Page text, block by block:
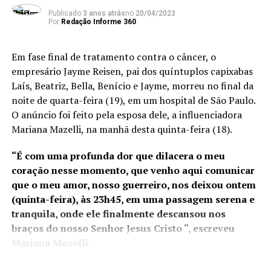
de 22 instalações e
recintos alfandegados no
Espírito Santo e atuará em
novos projetos portuários
em execução, como o Porto
da Imetame, com data de
início de operação para
2025. No ano passado, os
portos capixabas
movimentaram R$ 35
bilhões em mercadorias e a
possível transferência da
Alfândega para o Rio de
Publicado 3 anos atrásno 20/04/2023
Por Redação Informe 360
Em fase final de tratamento contra o câncer, o
empresário Jayme Reisen, pai dos quíntuplos capixabas
Laís, Beatriz, Bella, Benício e Jayme, morreu no final da
noite de quarta-feira (19), em um hospital de São Paulo.
O anúncio foi feito pela esposa dele, a influenciadora
Mariana Mazelli, na manhã desta quinta-feira (18).
“É com uma profunda dor que dilacera o meu
coração nesse momento, que venho aqui comunicar
que o meu amor, nosso guerreiro, nos deixou ontem
(quinta-feira), às 23h45, em uma passagem serena e
tranquila, onde ele finalmente descansou nos
braços do nosso Senhor Jesus Cristo “, escreveu
Mariana Mazelli.